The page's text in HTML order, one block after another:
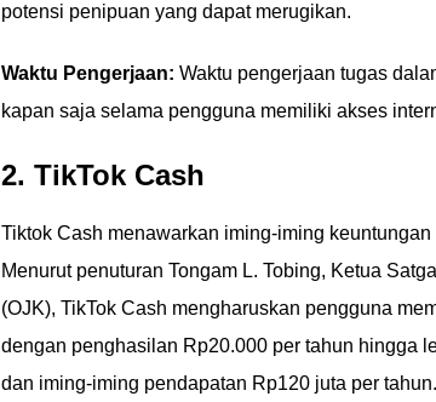
potensi penipuan yang dapat merugikan.
Waktu Pengerjaan: Waktu pengerjaan tugas
kapan saja selama pengguna memiliki akses
2. TikTok Cash
Tiktok Cash menawarkan iming-iming
Menurut penuturan Tongam L. Tobing, Ketua
(OJK), TikTok Cash mengharuskan pengguna
dengan penghasilan Rp20.000 per tahun hingga
dan iming-iming pendapatan Rp120 juta per tahun.